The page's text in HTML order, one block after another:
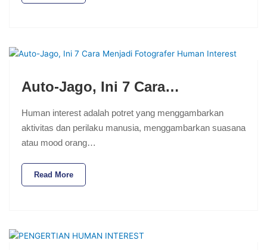
Auto-Jago, Ini 7 Cara…
Human interest adalah potret yang menggambarkan
aktivitas dan perilaku manusia, menggambarkan suasana
atau mood orang…
Read More